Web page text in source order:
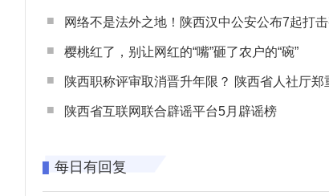
网络不是法外之地！陕西汉中公安公布7起打击整治网谣网暴典型
樱桃红了，别让网红的“嘴”砸了农户的“碗”
陕西职称评审取消晋升年限？ 陕西省人社厅郑重声明 谨防职称评审不实言
陕西省互联网联合辟谣平台5月辟谣榜
每日有回复